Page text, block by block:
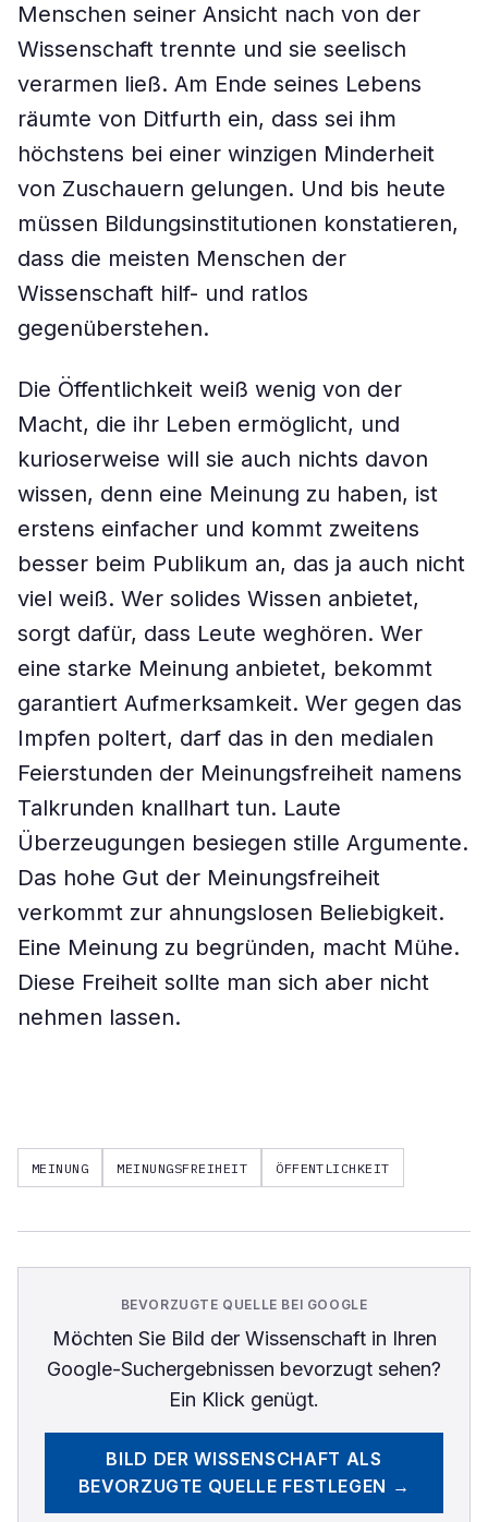
Menschen seiner Ansicht nach von der
Wissenschaft trennte und sie seelisch
verarmen ließ. Am Ende seines Lebens
räumte von Ditfurth ein, dass sei ihm
höchstens bei einer winzigen Minderheit
von Zuschauern gelungen. Und bis heute
müssen Bildungsinstitutionen konstatieren,
dass die meisten Menschen der
Wissenschaft hilf- und ratlos
gegenüberstehen.
Die Öffentlichkeit weiß wenig von der
Macht, die ihr Leben ermöglicht, und
kurioserweise will sie auch nichts davon
wissen, denn eine Meinung zu haben, ist
erstens einfacher und kommt zweitens
besser beim Publikum an, das ja auch nicht
viel weiß. Wer solides Wissen anbietet,
sorgt dafür, dass Leute weghören. Wer
eine starke Meinung anbietet, bekommt
garantiert Aufmerksamkeit. Wer gegen das
Impfen poltert, darf das in den medialen
Feierstunden der Meinungsfreiheit namens
Talkrunden knallhart tun. Laute
Überzeugungen besiegen stille Argumente.
Das hohe Gut der Meinungsfreiheit
verkommt zur ahnungslosen Beliebigkeit.
Eine Meinung zu begründen, macht Mühe.
Diese Freiheit sollte man sich aber nicht
nehmen lassen.
MEINUNG MEINUNGSFREIHEIT ÖFFENTLICHKEIT
BEVORZUGTE QUELLE BEI GOOGLE
Möchten Sie Bild der Wissenschaftin Ihren
Google-Suchergebnissen bevorzugt sehen?
Ein Klick genügt.
BILD DER WISSENSCHAFT ALS
BEVORZUGTE QUELLE FESTLEGEN →